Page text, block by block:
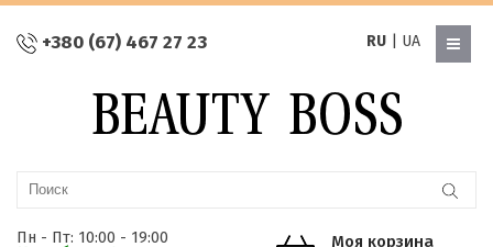
+380 (67) 467 27 23 RU| UA
Пн - Пт: 10:00 - 19:00
Моя корзина